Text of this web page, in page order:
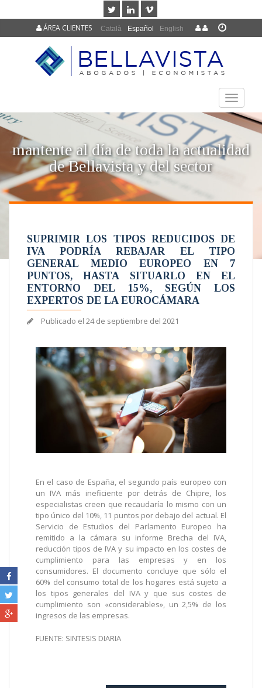
Català Español English
ÁREA CLIENTES
TOGGLE
mantente al día de toda la actualidad
de Bellavista y del sector
SUPRIMIR LOS TIPOS REDUCIDOS DE
IVA PODRÍA REBAJAR EL TIPO
GENERAL MEDIO EUROPEO EN 7
PUNTOS, HASTA SITUARLO EN EL
ENTORNO DEL 15%, SEGÚN LOS
EXPERTOS DE LA EUROCÁMARA
Publicado el 24 de septiembre del 2021
En el caso de España, el segundo país europeo con
un IVA más ineficiente por detrás de Chipre, los
especialistas creen que recaudaría lo mismo con un
tipo único del 10%, 11 puntos por debajo del actual. El
Servicio de Estudios del Parlamento Europeo ha
remitido a la cámara su informe Brecha del IVA,
reducción tipos de IVA y su impacto en los costes de
cumplimiento para las empresas y en los
consumidores. El documento concluye que sólo el
60% del consumo total de los hogares está sujeto a
los tipos generales del IVA y que sus costes de
cumplimiento son «considerables», un 2,5% de los
ingresos de las empresas.
FUENTE: SINTESIS DIARIA